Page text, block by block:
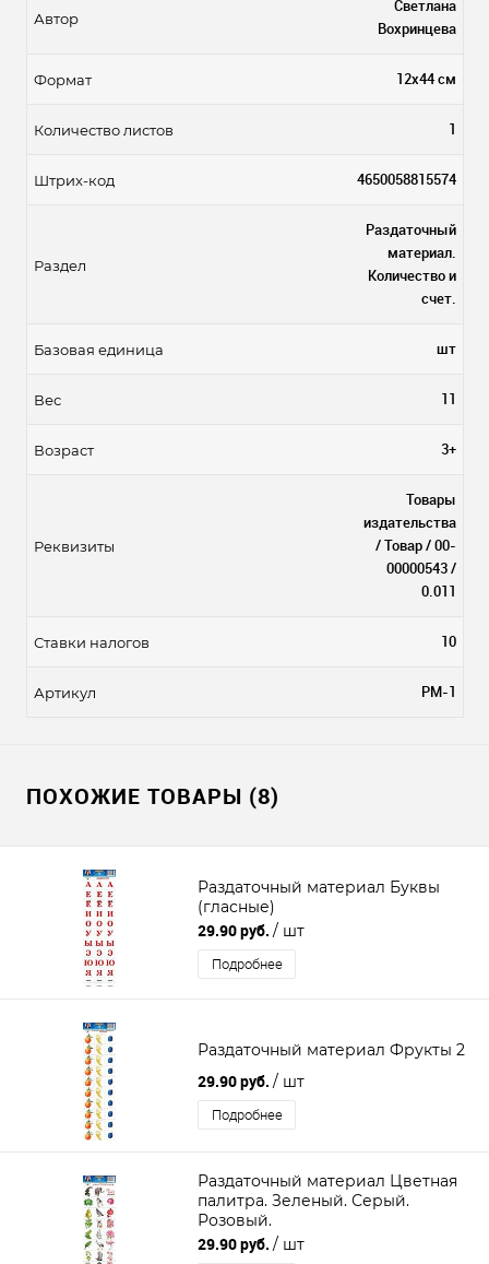
Автор
Светлана
Вохринцева
Формат 12x44 см
Количество листов 1
Штрих-код 4650058815574
Раздел
Раздаточный
материал.
Количество и
счет.
Базовая единица шт
Вес 11
Возраст 3+
Реквизиты
Товары
издательства
/ Товар / 00-
00000543 /
0.011
Ставки налогов 10
Артикул РМ-1
ПОХОЖИЕ ТОВАРЫ (8)
Раздаточный материал Буквы
(гласные)
29.90 руб. / шт
Подробнее
Раздаточный материал Фрукты 2
29.90 руб. / шт
Подробнее
Раздаточный материал Цветная
палитра. Зеленый. Серый.
Розовый.
29.90 руб. / шт